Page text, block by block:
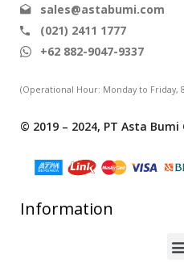
sales@astabumi.com
(021) 2411 1777
+62 882-9047-9337
(Operational Hour: Monday to Friday,
© 2019 – 2024, PT Asta Bumi
Information